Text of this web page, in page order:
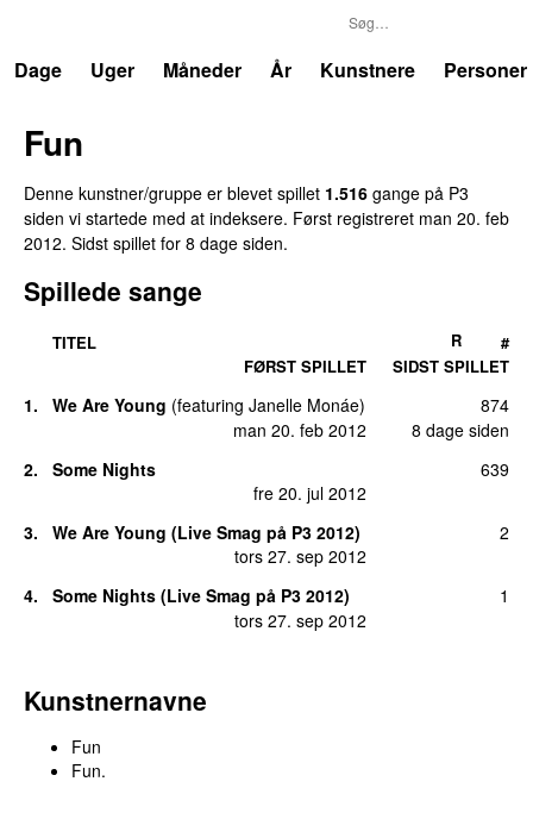
Dage
Uger Måneder År Kunstnere Personer
Fun
Denne kunstner/gruppe er blevet spillet 1.516 gange på P3
siden vi startede med at indeksere. Først registreret man 20. feb
2012. Sidst spillet for 8 dage siden.
Spillede sange
TITEL
FØRST SPILLET
SIDST SPILLET
R #
1. We Are Young (featuring Janelle Monáe)
man 20. feb 2012
8 dage siden
874
2.
Some Nights
fre 20. jul 2012
639
3.
We Are Young (Live Smag på P3 2012)
tors 27. sep 2012
2
4.
Some Nights (Live Smag på P3 2012)
tors 27. sep 2012
1
Kunstnernavne
Fun
Fun.